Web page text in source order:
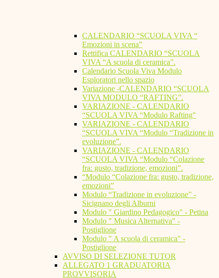
CALENDARIO “SCUOLA VIVA “
Emozioni in scena”
Rettifica CALENDARIO “SCUOLA
VIVA “A scuola di ceramica”.
Calendario Scuola Viva Modulo
Esploratori nello spazio
Variazione -CALENDARIO “SCUOLA
VIVA MODULO “RAFTING”.
VARIAZIONE - CALENDARIO
“SCUOLA VIVA “Modulo Rafting"
VARIAZIONE - CALENDARIO
“SCUOLA VIVA “Modulo “Tradizione in
evoluzione”.
VARIAZIONE - CALENDARIO
“SCUOLA VIVA “Modulo “Colazione
fra: gusto, tradizione, emozioni”.
“Modulo “Colazione fra: gusto, tradizione,
emozioni”
Modulo “Tradizione in evoluzione” -
Sicignano degli Alburni
Modulo " Giardino Pedagogico" - Petina
Modulo " Musica Alternativa" -
Postiglione
Modulo " A scuola di ceramica" -
Postiglione
AVVISO DI SELEZIONE TUTOR
ALLEGATO 1 GRADUATORIA
PROVVISORIA